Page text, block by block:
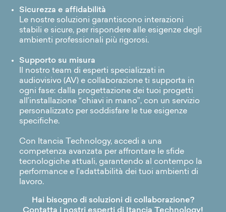
Sicurezza e affidabilità
Le nostre soluzioni garantiscono interazioni
stabili e sicure, per rispondere alle esigenze degli
ambienti professionali più rigorosi.
Supporto su misura
Il nostro team di esperti specializzati in
audiovisivo (AV) e collaborazione ti supporta in
ogni fase: dalla progettazione dei tuoi progetti
all’installazione “chiavi in mano”, con un servizio
personalizzato per soddisfare le tue esigenze
specifiche.
Con Itancia Technology, accedi a una
competenza avanzata per affrontare le sfide
tecnologiche attuali, garantendo al contempo la
performance e l’adattabilità dei tuoi ambienti di
lavoro.
Hai bisogno di soluzioni di collaborazione?
Contatta i nostri esperti di Itancia Technology!